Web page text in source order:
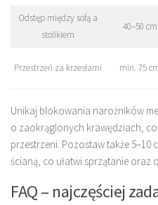
Odstęp między sofą a
stolikiem
40–50 cm
Przestrzeń za krzesłami min. 75
Unikaj blokowania narożników
o zaokrąglonych krawędziach,
przestrzeni. Pozostaw także 5–10
ścianą, co ułatwi sprzątanie oraz
FAQ – najczęściej